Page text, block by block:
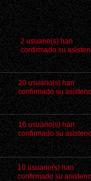
2 usuario(s) han
confirmado su
20 usuario(s) han
confirmado su
16 usuario(s) han
confirmado su
10 usuario(s) han
confirmado su